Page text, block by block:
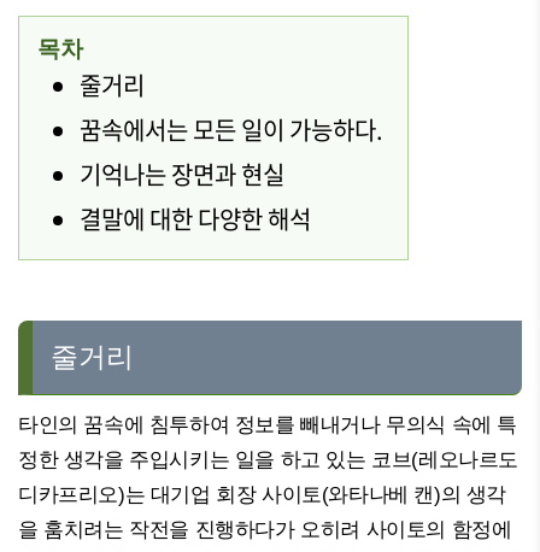
목차
줄거리
꿈속에서는 모든 일이 가능하다.
기억나는 장면과 현실
결말에 대한 다양한 해석
줄거리
타인의 꿈속에 침투하여 정보를 빼내거나 무의식 속에 특
정한 생각을 주입시키는 일을 하고 있는 코브(레오나르도
디카프리오)는 대기업 회장 사이토(와타나베 캔)의 생각
을 훔치려는 작전을 진행하다가 오히려 사이토의 함정에